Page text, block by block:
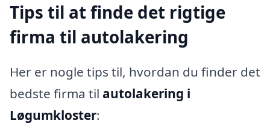
Tips til at finde det rigtige
firma til autolakering
Her er nogle tips til, hvordan du finder det
bedste firma til autolakering i
Løgumkloster: